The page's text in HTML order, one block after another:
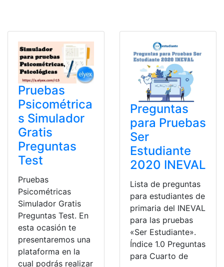
Pruebas
Psicométrica
s Simulador
Gratis
Preguntas
Test
Pruebas
Psicométricas
Simulador Gratis
Preguntas Test. En
esta ocasión te
presentaremos una
plataforma en la
cual podrás realizar
Preguntas
para Pruebas
Ser
Estudiante
2020 INEVAL
Lista de preguntas
para estudiantes de
primaria del INEVAL
para las pruebas
«Ser Estudiante».
Índice 1.0 Preguntas
para Cuarto de